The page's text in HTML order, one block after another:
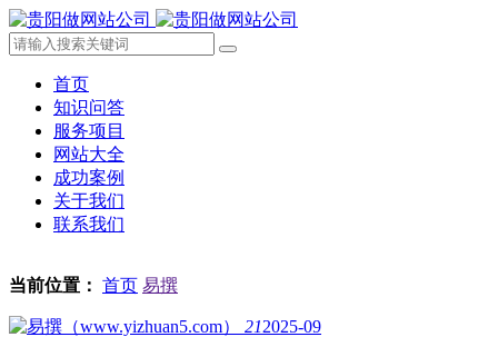
首页
知识问答
服务项目
网站大全
成功案例
关于我们
联系我们
当前位置： 首页 易撰
212025-09